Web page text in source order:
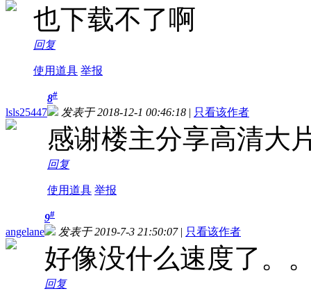
也下载不了啊
回复
使用道具 举报
lsls25447
8#
发表于 2018-12-1 00:46:18 | 只看该作者
感谢楼主分享高清大
回复
使用道具 举报
angelane
9#
发表于 2019-7-3 21:50:07 | 只看该作者
好像没什么速度了。
回复